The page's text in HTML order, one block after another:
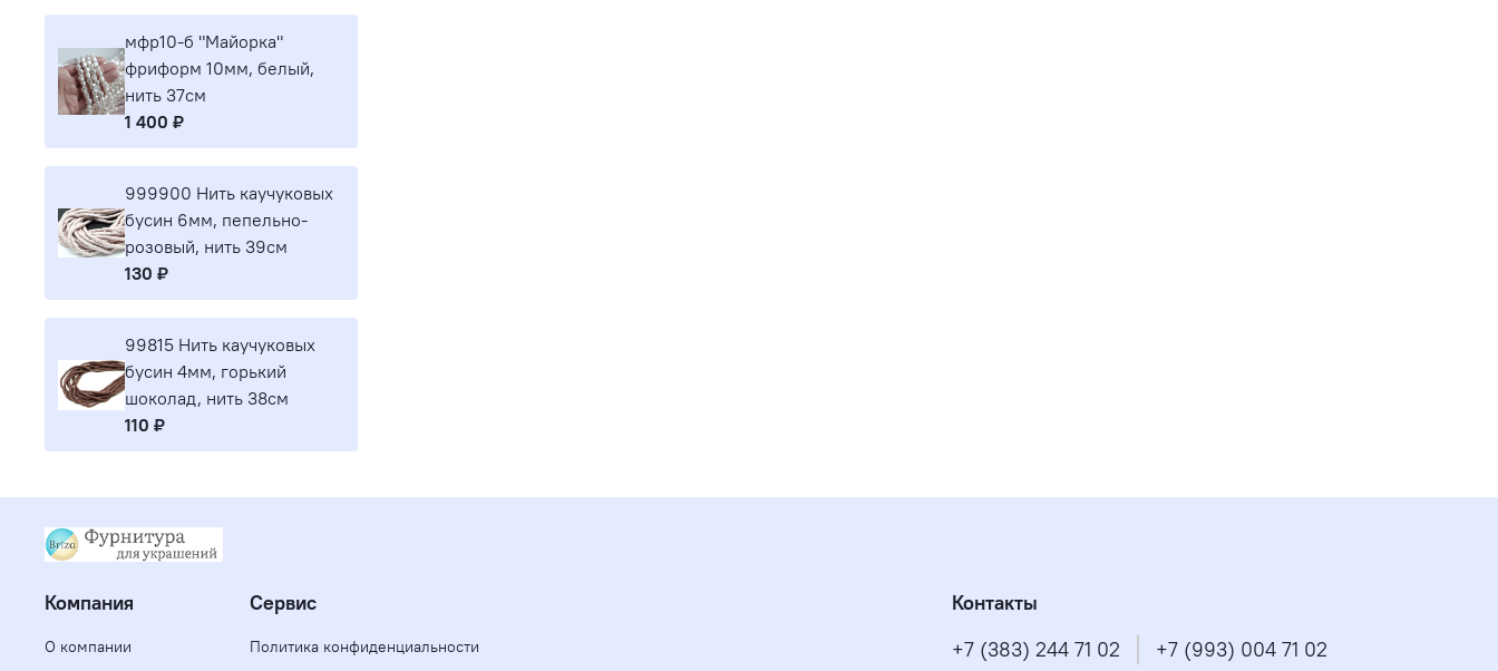
мфр10-б "Майорка"
фриформ 10мм, белый,
нить 37см
1 400 ₽
999900 Нить каучуковых
бусин 6мм, пепельно-
розовый, нить 39см
130 ₽
99815 Нить каучуковых
бусин 4мм, горький
шоколад, нить 38см
110 ₽
Компания
О компании
Сервис
Политика конфиденциальности
Контакты
+7 (383) 244 71 02
+7 (993) 004 71 02